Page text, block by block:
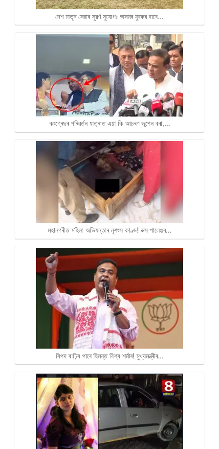
দেশ মাতৃৰ সেৱাৰ সুৱৰ্ণ সুযোগঃ অসমৰ যুৱকৰ বাবে…
কংগ্ৰেছৰ পৰিৱৰ্তন যাত্ৰাত এয়া কি আচৰণ ভূপেন বৰা,…
মহানগৰীত মহিলা অভিযন্তাৰ নৃশংস কাণ্ড! বক্স পালেঙৰ…
বিপদ বাঢ়িব পাৰে হিমন্ত বিশ্ব শৰ্মাৰ! মুখ্যমন্ত্ৰীৰ…